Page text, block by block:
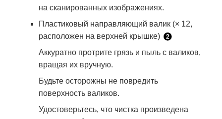
на сканированных изображениях.
Пластиковый направляющий валик (× 12,
расположен на верхней крышке)
Аккуратно протрите грязь и пыль с валиков,
вращая их вручную.
Будьте осторожны не повредить
поверхность валиков.
Удостоверьтесь, что чистка произведена